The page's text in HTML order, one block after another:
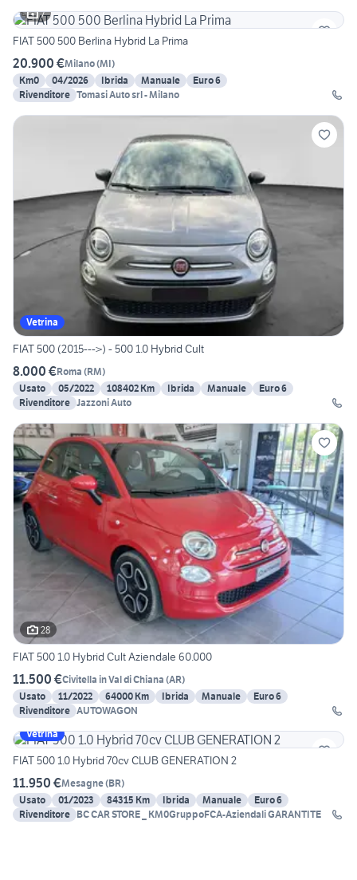
7
FIAT 500 500 Berlina Hybrid La Prima
20.900 €Milano(MI)
Km0
04/2026 Ibrida Manuale
Euro 6
Rivenditore Tomasi Auto srl - Milano
Vetrina
FIAT 500 (2015--->) - 500 1.0 Hybrid Cult
8.000 €Roma (RM)
Usato
05/2022 108402 Km Ibrida Manuale
Euro 6
Rivenditore Jazzoni Auto
28
FIAT 500 1.0 Hybrid Cult Aziendale 60.000
11.500 €Civitella in Val di Chiana (AR)
Usato
11/2022 64000 Km Ibrida Manuale
Euro 6
Rivenditore AUTOWAGON
Vetrina
FIAT 500 1.0 Hybrid 70cv CLUB GENERATION 2
11.950 €Mesagne(BR)
Usato
01/2023 84315 Km Ibrida Manuale
Euro 6
Rivenditore BC CAR STORE _ KM0GruppoFCA-Aziendali GARANTITE